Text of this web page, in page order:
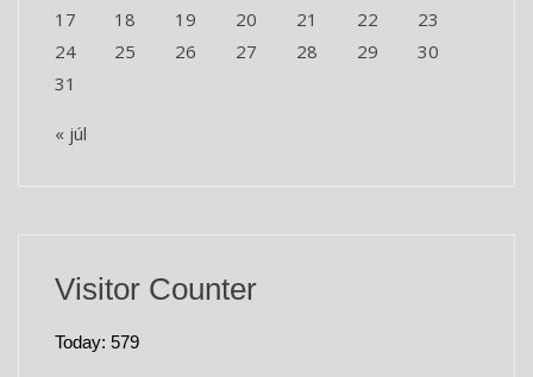
17
18 19 20 21 22
23
24
25 26 27 28 29
30
31
« júl
Visitor Counter
Today: 579